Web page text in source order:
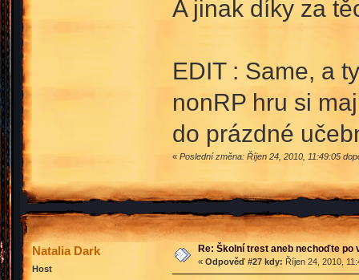
A jinak díky za
EDIT : Same, a
nonRP hru si
do prázdné
« Poslední změna: Říjen 24, 2010, 11:49:05
Natalia Dark
Host
Re: Školní trest aneb nechoďte po
« Odpověď #27 kdy: Říjen 24, 2010,